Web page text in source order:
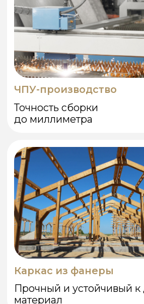
Консультация и замер
01
Помогаем выбрать проект, учитываем
ваши пожелания и особенности
участка.
проектирование
Подготавливаем проект и
Производство на ЧПУ
03
Изготавливаем элементы
с высокой точностью на
собственных станках.
Доставка и монтаж
04
собираем дом под
ключ на участке.